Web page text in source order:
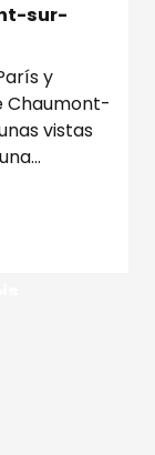
sur-
y
Chaumont-
vistas